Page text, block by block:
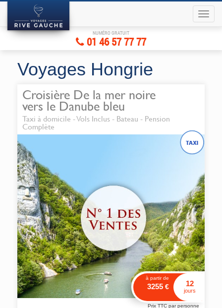
Voyages Hongrie
Croisière De la mer noire
vers le Danube bleu
Taxi à domicile - Vols Inclus - Bateau - Pension
Complète
à partir de
3255€ 12
jours
Prix TTC par personne
NUMÉRO GRATUIT
01 46 57 77 77